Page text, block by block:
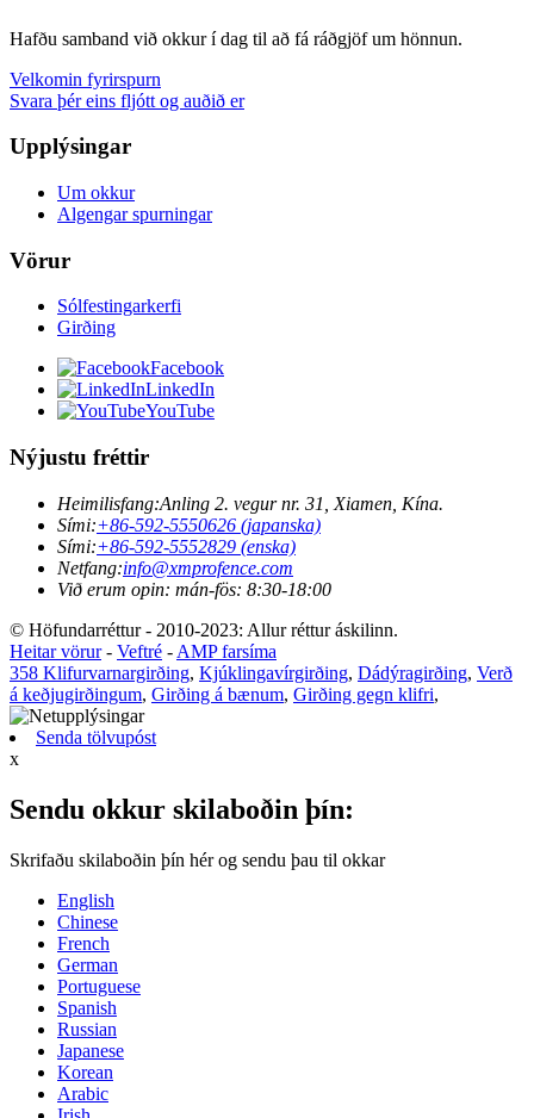
Hafðu samband við okkur í dag til að fá ráðgjöf um hönnun.
Velkomin fyrirspurn
Svara þér eins fljótt og auðið er
Upplýsingar
Um okkur
Algengar spurningar
Vörur
Sólfestingarkerfi
Girðing
Facebook
LinkedIn
YouTube
Nýjustu fréttir
Heimilisfang:Anling 2. vegur nr. 31, Xiamen, Kína.
Sími:+86-592-5550626 (japanska)
Sími:+86-592-5552829 (enska)
Netfang:info@xmprofence.com
Við erum opin: mán-fös: 8:30-18:00
© Höfundarréttur - 2010-2023: Allur réttur áskilinn.
Heitar vörur- Veftré - AMP farsíma
358 Klifurvarnargirðing, Kjúklingavírgirðing, Dádýragirðing, Verð
á keðjugirðingum, Girðing á bænum, Girðing gegn klifri,
Senda tölvupóst
x
Sendu okkur skilaboðin þín:
Skrifaðu skilaboðin þín hér og sendu þau til okkar
English
Chinese
French
German
Portuguese
Spanish
Russian
Japanese
Korean
Arabic